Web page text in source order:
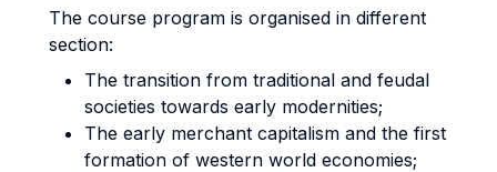
The course program is organised in different
section:
The transition from traditional and feudal
societies towards early modernities;
The early merchant capitalism and the first
formation of western world economies;